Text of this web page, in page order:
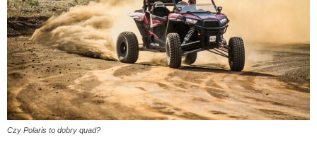
Czy Polaris to dobry quad?